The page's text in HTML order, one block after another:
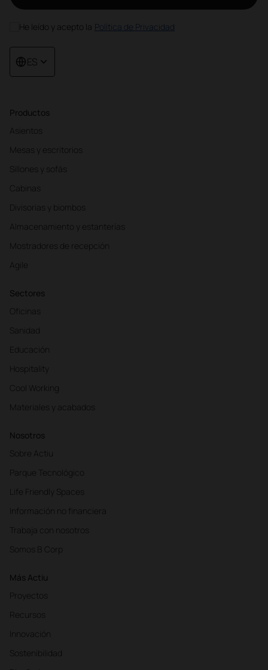
Productos
Asientos
Mesas y escritorios
Sillones y sofás
Cabinas
Divisorias y biombos
Almacenamiento y estanterías
Mostradores de recepción
Agile
Sectores
Oficinas
Sanidad
Educación
Hospitality
Cool Working
Materiales y acabados
Nosotros
Sobre Actiu
Parque Tecnológico
Life Friendly Spaces
Información no financiera
Trabaja con nosotros
Somos B Corp
Más Actiu
Proyectos
Recursos
Innovación
Sostenibilidad
He leído y acepto la Política de Privacidad
ES